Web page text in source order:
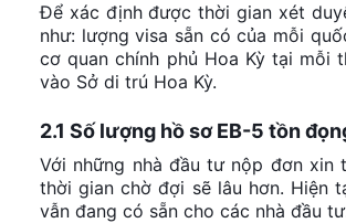
Để xác định được thời gian xét
như: lượng visa sẵn có của mỗi
cơ quan chính phủ Hoa Kỳ tại mỗi
vào Sở di trú Hoa Kỳ.
2.1 Số lượng hồ sơ EB-5 tồn
Với những nhà đầu tư nộp đơn
thời gian chờ đợi sẽ lâu hơn. Hiện
vẫn đang có sẵn cho các nhà đầu